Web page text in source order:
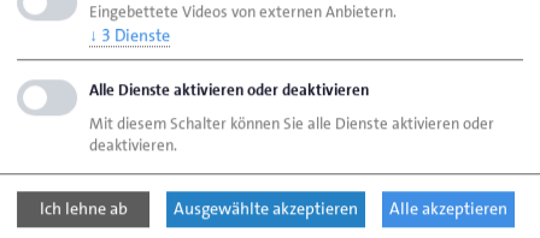
© lassedesignen/Adobe Stock
Starthilfe für Erfinder
Handwerkskammer und IHK bieten Hybrid-
Erfindersprechtag am 23. September an.
Eingebettete Videos von externen Anbietern.
↓ 3 Dienste
Alle Dienste aktivieren oder deaktivieren
Mit diesem Schalter können Sie alle Dienste aktivieren oder
deaktivieren.
Ich lehne ab Ausgewählte akzeptieren Alle akzeptieren